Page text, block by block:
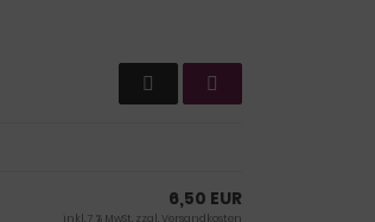
6,50 EUR
inkl. 7 % MwSt. zzgl.Versandkosten